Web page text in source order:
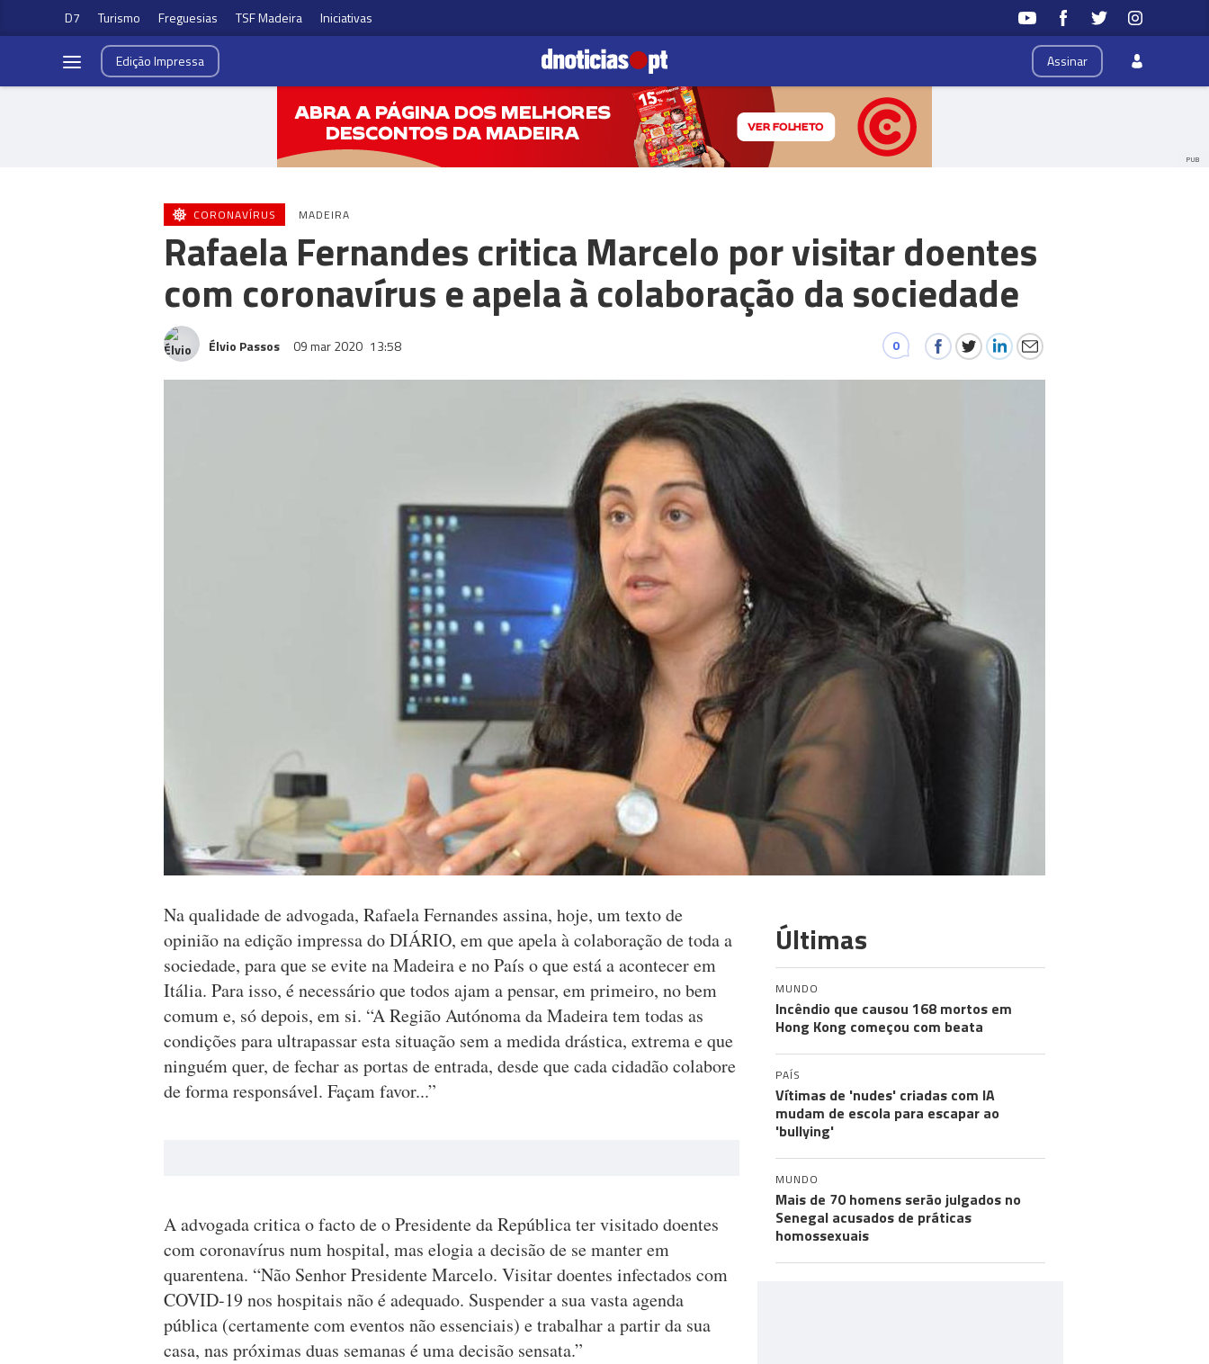
D7 Turismo Freguesias TSF Madeira Iniciativas
Assinar
EdiçãoImpressa
PUB
CORONAVÍRUS MADEIRA
Rafaela Fernandes critica Marcelo por visitar doentes
com coronavírus e apela à colaboração da sociedade
Élvio Passos 09 mar 2020 13:58 0
Na qualidade de advogada, Rafaela Fernandes assina, hoje, um texto de
opinião na edição impressa do DIÁRIO, em que apela à colaboração de toda a
sociedade, para que se evite na Madeira e no País o que está a acontecer em
Itália. Para isso, é necessário que todos ajam a pensar, em primeiro, no bem
comum e, só depois, em si. “A Região Autónoma da Madeira tem todas as
condições para ultrapassar esta situação sem a medida drástica, extrema e que
ninguém quer, de fechar as portas de entrada, desde que cada cidadão colabore
de forma responsável. Façam favor...”
A advogada critica o facto de o Presidente da República ter visitado doentes
com coronavírus num hospital, mas elogia a decisão de se manter em
quarentena. “Não Senhor Presidente Marcelo. Visitar doentes infectados com
COVID-19 nos hospitais não é adequado. Suspender a sua vasta agenda
pública (certamente com eventos não essenciais) e trabalhar a partir da sua
casa, nas próximas duas semanas é uma decisão sensata.”
Últimas
MUNDO
Incêndio que causou 168 mortos em
Hong Kong começou com beata
PAÍS
Vítimas de 'nudes' criadas com IA
mudam de escola para escapar ao
'bullying'
MUNDO
Mais de 70 homens serão julgados no
Senegal acusados de práticas
homossexuais